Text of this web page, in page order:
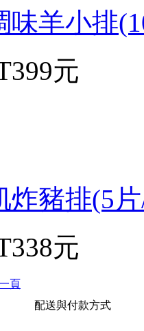
味羊小排
元
炸豬排(5
元
頁
配送與付款方式